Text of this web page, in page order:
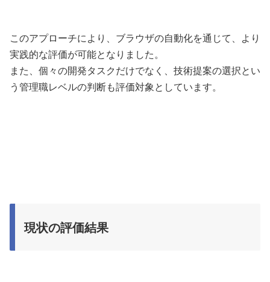
このアプローチにより、ブラウザの自動化を通じて、より
実践的な評価が可能となりました。
また、個々の開発タスクだけでなく、技術提案の選択とい
う管理職レベルの判断も評価対象としています。
現状の評価結果